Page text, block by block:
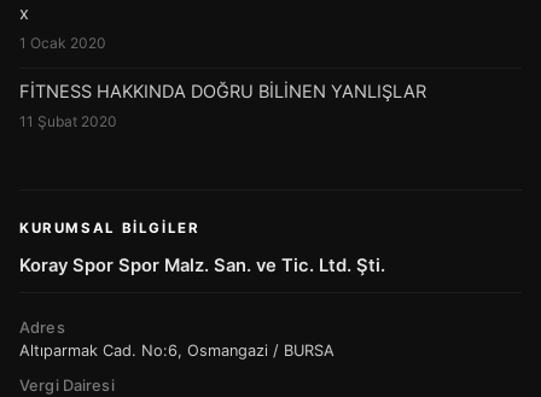
x
1 Ocak 2020
FİTNESS HAKKINDA DOĞRU BİLİNEN YANLIŞLAR
11 Şubat 2020
KURUMSAL BILGILER
Koray Spor Spor Malz. San. ve Tic. Ltd. Şti.
Adres
Altıparmak Cad. No:6, Osmangazi / BURSA
Vergi Dairesi